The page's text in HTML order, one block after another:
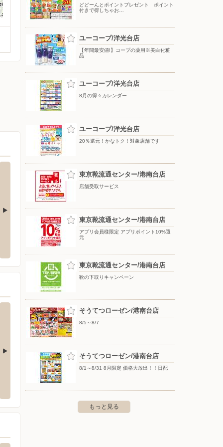
ームセンター
戸塚区平戸町377
新鮮大売 ユータカラヤ/大船東口店
柄沢店
10-13
オートバックス/環4泉
どどーんとポイントプレゼント ポイント
付きで得しちゃお…
ユーコープ/洋光台店
【年間最安値!】コープの薬用※美白化粧
品
ユーコープ/洋光台店
8月の得々カレンダー
ユーコープ/洋光台店
20％還元！かなトク！対象店舗です
東京靴流通センター/港南台店
店舗受取サービス
東京靴流通センター/港南台店
アプリ会員様限定 アプリポイント10%還
元
東京靴流通センター/港南台店
靴の下取りキャンペーン
そうてつローゼン/港南台店
8/5～8/7
そうてつローゼン/港南台店
8/1～8/31 8月限定 価格大放出！！日配
もっと見る